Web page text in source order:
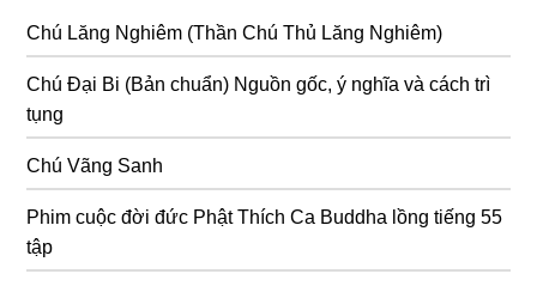
Chú Lăng Nghiêm (Thần Chú Thủ Lăng Nghiêm)
Chú Đại Bi (Bản chuẩn) Nguồn gốc, ý nghĩa và cách trì
tụng
Chú Vãng Sanh
Phim cuộc đời đức Phật Thích Ca Buddha lồng tiếng 55
tập